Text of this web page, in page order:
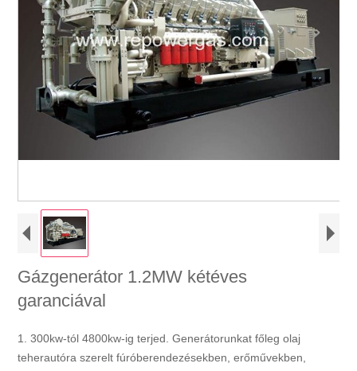
Gázgenerátor 1.2MW kétéves
garanciával
1. 300kw-tól 4800kw-ig terjed. Generátorunkat főleg olaj
teherautóra szerelt fúróberendezésekben, erőművekben,